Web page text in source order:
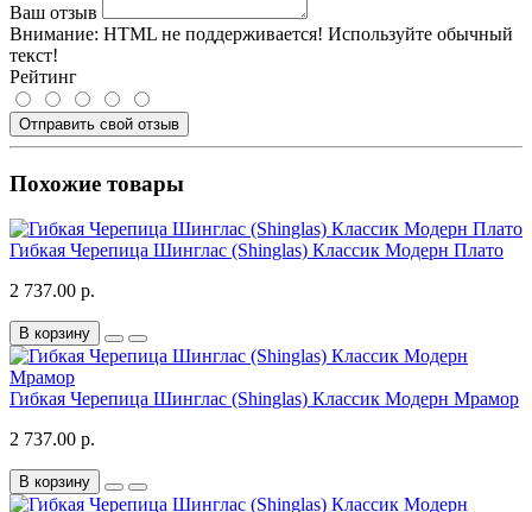
Ваш отзыв
Внимание: HTML не поддерживается! Используйте обычный
текст!
Рейтинг
Отправить свой отзыв
Похожие товары
Гибкая Черепица Шинглас (Shinglas) Классик Модерн Плато
2 737.00 р.
В корзину
Гибкая Черепица Шинглас (Shinglas) Классик Модерн Мрамор
2 737.00 р.
В корзину